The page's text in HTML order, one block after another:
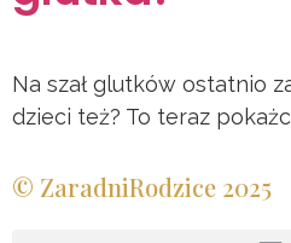
Na szał glutków ostatnio
dzieci też? To teraz
© ZaradniRodzice 2025